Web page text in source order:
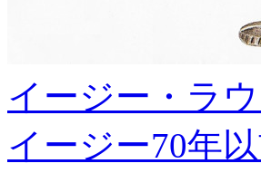
イージー・ラ
イージー70年